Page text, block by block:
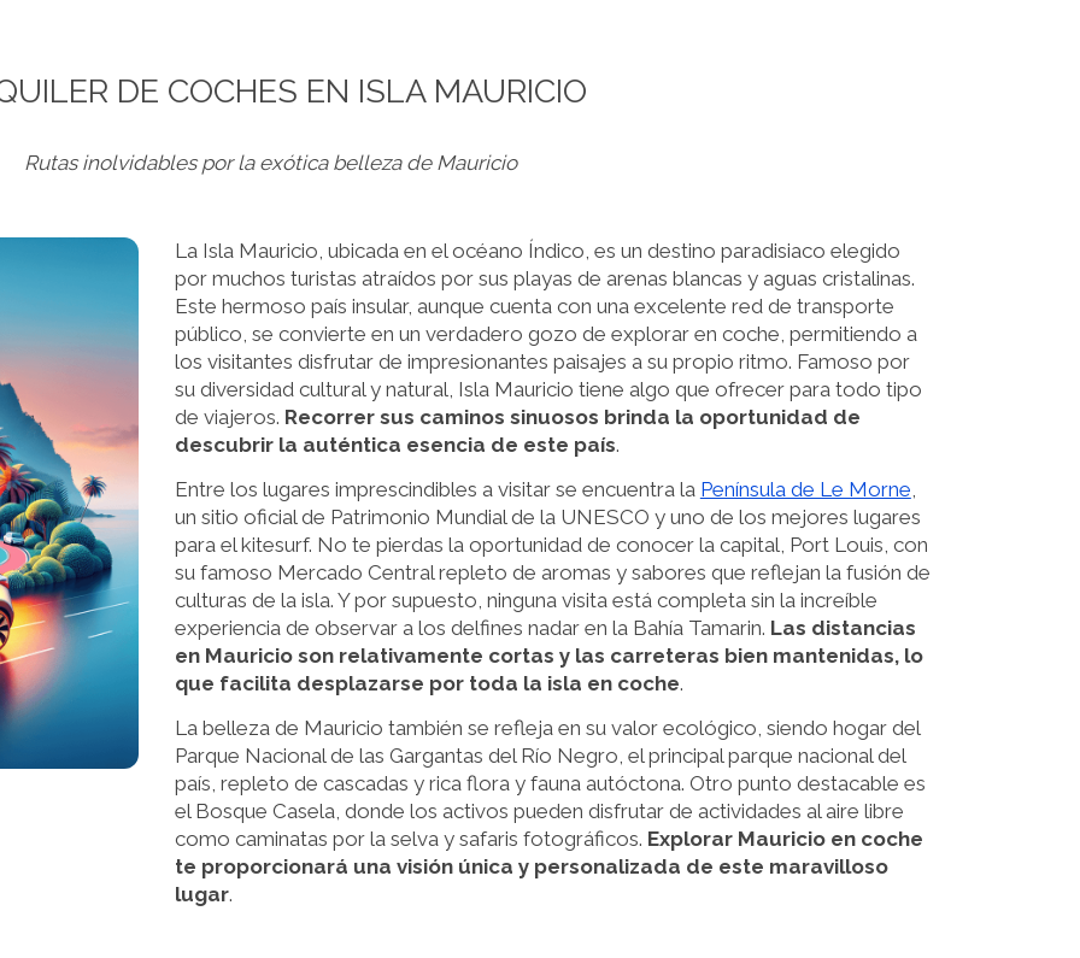
DE COCHES EN ISLA MAURICIO
Rutas inolvidables por la exótica belleza de Mauricio
La Isla Mauricio, ubicada en el océano Índico, es un destino paradisiaco elegido
por muchos turistas atraídos por sus playas de arenas blancas y aguas cristalinas.
Este hermoso país insular, aunque cuenta con una excelente red de transporte
público, se convierte en un verdadero gozo de explorar en coche, permitiendo a
los visitantes disfrutar de impresionantes paisajes a su propio ritmo. Famoso por
su diversidad cultural y natural, Isla Mauricio tiene algo que ofrecer para todo tipo
de viajeros. Recorrer sus caminos sinuosos brinda la oportunidad de
descubrir la auténtica esencia de este país.
Entre los lugares imprescindibles a visitar se encuentra la Península de Le Morne,
un sitio oficial de Patrimonio Mundial de la UNESCO y uno de los mejores lugares
para el kitesurf. No te pierdas la oportunidad de conocer la capital, Port Louis, con
su famoso Mercado Central repleto de aromas y sabores que reflejan la fusión de
culturas de la isla. Y por supuesto, ninguna visita está completa sin la increíble
experiencia de observar a los delfines nadar en la Bahía Tamarin. Las distancias
en Mauricio son relativamente cortas y las carreteras bien mantenidas, lo
que facilita desplazarse por toda la isla en coche.
La belleza de Mauricio también se refleja en su valor ecológico, siendo hogar del
Parque Nacional de las Gargantas del Río Negro, el principal parque nacional del
país, repleto de cascadas y rica flora y fauna autóctona. Otro punto destacable es
el Bosque Casela, donde los activos pueden disfrutar de actividades al aire libre
como caminatas por la selva y safaris fotográficos. Explorar Mauricio en coche
te proporcionará una visión única y personalizada de este maravilloso
lugar.